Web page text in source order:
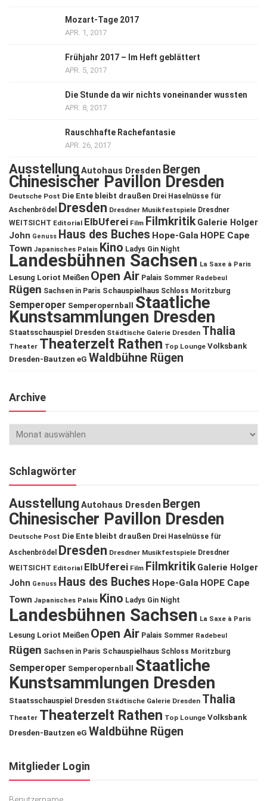
Mozart-Tage 2017
APR. 1, 2017
Frühjahr 2017 – Im Heft geblättert
APR. 5, 2017
Die Stunde da wir nichts voneinander wussten
APR. 8, 2017
Rauschhafte Rachefantasie
APR. 26, 2017
Ausstellung Autohaus Dresden Bergen
Chinesischer Pavillon Dresden
Deutsche Post Die Ente bleibt draußen Drei Haselnüsse für
Aschenbrödel
Dresden Dresdner Musikfestspiele Dresdner
WEITSICHT Editorial ElbUferei Film Filmkritik Galerie Holger
John Genuss Haus des Buches Hope-Gala HOPE Cape
Town Japanisches Palais Kino Ladys Gin Night
Landesbühnen Sachsen La Saxe à Paris
Lesung Loriot Meißen Open Air Palais Sommer Radebeul
Rügen Sachsen in Paris Schauspielhaus Schloss Moritzburg
Semperoper Semperopernball Staatliche
Kunstsammlungen Dresden
Staatsschauspiel Dresden Städtische Galerie Dresden Thalia
Theater Theaterzelt Rathen Top Lounge Volksbank
Dresden-Bautzen eG Waldbühne Rügen
Archive
Schlagwörter
Ausstellung Autohaus Dresden Bergen
Chinesischer Pavillon Dresden
Deutsche Post Die Ente bleibt draußen Drei Haselnüsse für
Aschenbrödel
Dresden Dresdner Musikfestspiele Dresdner
WEITSICHT Editorial ElbUferei Film Filmkritik Galerie Holger
John Genuss Haus des Buches Hope-Gala HOPE Cape
Town Japanisches Palais Kino Ladys Gin Night
Landesbühnen Sachsen La Saxe à Paris
Lesung Loriot Meißen Open Air Palais Sommer Radebeul
Rügen Sachsen in Paris Schauspielhaus Schloss Moritzburg
Semperoper Semperopernball
Staatliche
Kunstsammlungen Dresden
Staatsschauspiel Dresden Städtische Galerie Dresden Thalia
Theater Theaterzelt Rathen Top Lounge Volksbank
Dresden-Bautzen eG Waldbühne Rügen
Mitglieder Login